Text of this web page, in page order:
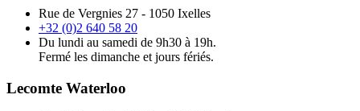
Rue de Vergnies 27 - 1050 Ixelles
+32 (0)2 640 58 20
Du lundi au samedi de 9h30 à 19h.
Fermé les dimanche et jours fériés.
Lecomte Waterloo